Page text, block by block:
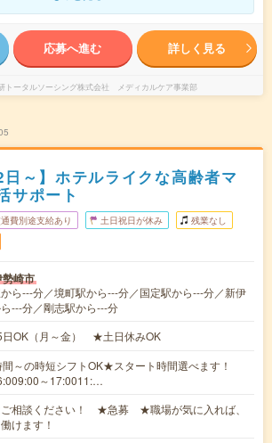
応募へ進む 詳しく見る
トータルソーシング株式会社 メディカルケア事業部
～】ホテルライクな高齢者マ
サポート
費別途支給あり 土日祝日が休み 残業なし
崎市
ら---分／境町駅から---分／国定駅から---分／新伊
---分／剛志駅から---分
日OK（月～金） ★土日休みOK
～の時短シフトOK★スタート時間選べます！
～17:0011:…
ご相談ください！ ★急募 ★職場が気に入れば、
けます！